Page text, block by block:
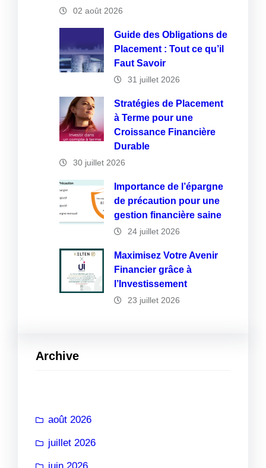
02 août 2026
Guide des Obligations de
Placement : Tout ce qu’il
Faut Savoir
31 juillet 2026
Stratégies de Placement
à Terme pour une
Croissance Financière
Durable
30 juillet 2026
Importance de l’épargne
de précaution pour une
gestion financière saine
24 juillet 2026
Maximisez Votre Avenir
Financier grâce à
l’Investissement
23 juillet 2026
Archive
août 2026
juillet 2026
juin 2026